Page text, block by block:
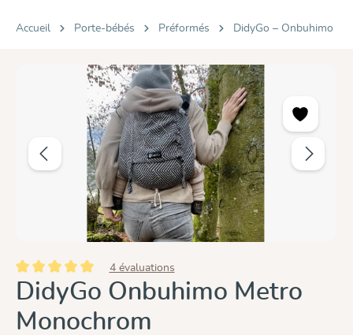
Accueil Porte-bébés Préformés DidyGo – Onbuhimo
Ignorer la galerie d'images
Note moyenne de 5 sur 5 étoiles
4 évaluations
DidyGo Onbuhimo Metro
Monochrom